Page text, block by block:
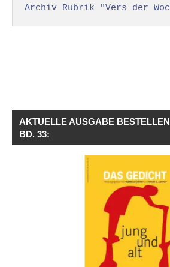
Archiv Rubrik "Vers der
AKTUELLE AUSGABE
BD. 33: